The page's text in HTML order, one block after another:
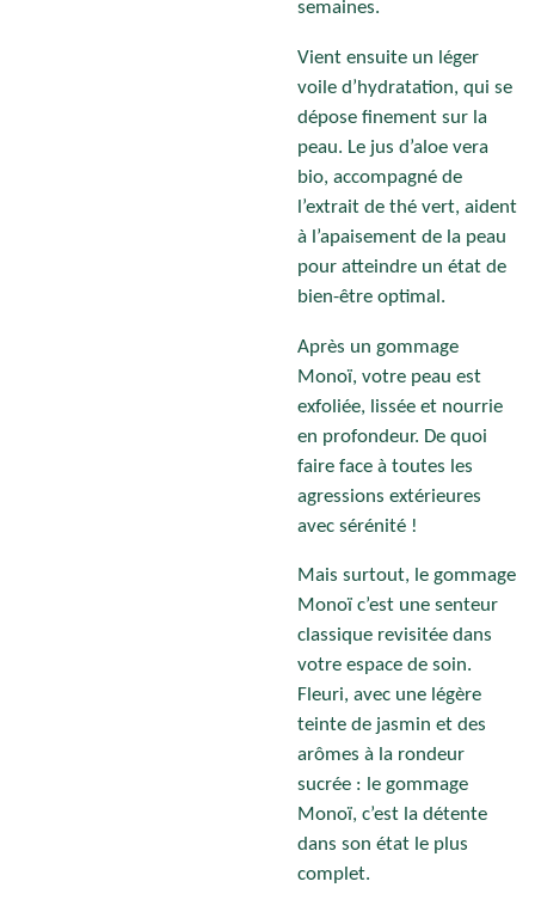
semaines.
Vient ensuite un léger
voile d’hydratation, qui se
dépose finement sur la
peau. Le jus d’aloe vera
bio, accompagné de
l’extrait de thé vert, aident
à l’apaisement de la peau
pour atteindre un état de
bien-être optimal.
Après un gommage
Monoï, votre peau est
exfoliée, lissée et nourrie
en profondeur. De quoi
faire face à toutes les
agressions extérieures
avec sérénité !
Mais surtout, le gommage
Monoï c’est une senteur
classique revisitée dans
votre espace de soin.
Fleuri, avec une légère
teinte de jasmin et des
arômes à la rondeur
sucrée : le gommage
Monoï, c’est la détente
dans son état le plus
complet.